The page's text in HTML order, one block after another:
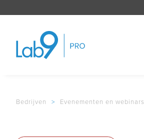
Bedrijven > Evenementen en webinars